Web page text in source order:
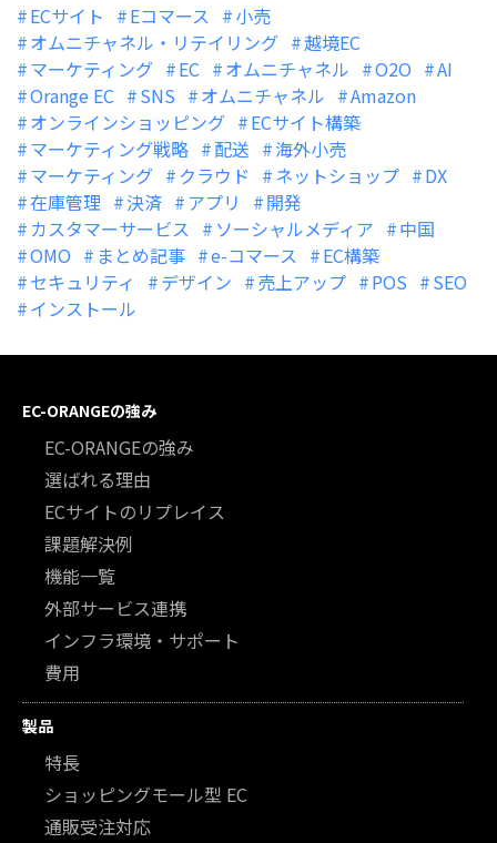
ECサイト Eコマース
小売
オムニチャネル・リテイリング
越境EC
マーケティング
EC オムニチャネル O2O
AI
Orange EC
SNS オムニチャネル
Amazon
オンラインショッピング
ECサイト構築
マーケティング戦略
配送
海外小売
マーケティング
クラウド ネットショップ
DX
在庫管理
決済 アプリ
開発
カスタマーサービス
ソーシャルメディア
中国
OMO
まとめ記事 e-コマース
EC構築
セキュリティ
デザイン 売上アップ POS
SEO
インストール
EC-ORANGEの強み
EC-ORANGEの強み
選ばれる理由
ECサイトのリプレイス
課題解決例
機能一覧
外部サービス連携
インフラ環境・サポート
費用
製品
特長
ショッピングモール型 EC
通販受注対応